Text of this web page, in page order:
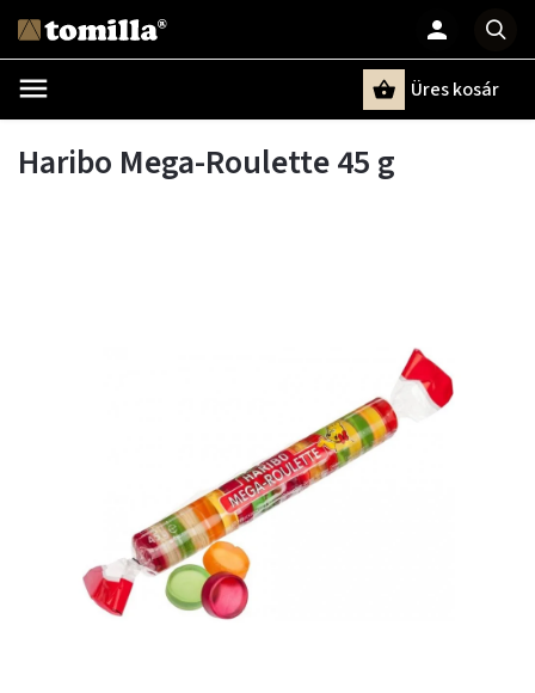
Üres kosár
Haribo Mega-Roulette 45 g